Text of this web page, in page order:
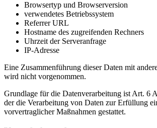
Browsertyp und Browserversion
verwendetes Betriebssystem
Referrer URL
Hostname des zugreifenden Rechners
Uhrzeit der Serveranfrage
IP-Adresse
Eine Zusammenführung dieser Daten mit
wird nicht vorgenommen.
Grundlage für die Datenverarbeitung ist Art. 6
der die Verarbeitung von Daten zur Erfüllung
vorvertraglicher Maßnahmen gestattet.